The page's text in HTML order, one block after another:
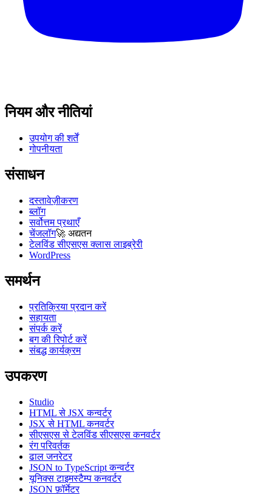
नियम और नीतियां
उपयोग की शर्तें
गोपनीयता
संसाधन
दस्तावेज़ीकरण
ब्लॉग
सर्वोत्तम प्रथाएँ
चेंजलॉग🚀 अद्यतन
टेलविंड सीएसएस क्लास लाइब्रेरी
WordPress
समर्थन
प्रतिक्रिया प्रदान करें
सहायता
संपर्क करें
बग की रिपोर्ट करें
संबद्ध कार्यक्रम
उपकरण
Studio
HTML से JSX कन्वर्टर
JSX से HTML कनवर्टर
सीएसएस से टेलविंड सीएसएस कनवर्टर
रंग परिवर्तक
ढाल जनरेटर
JSON to TypeScript कन्वर्टर
यूनिक्स टाइमस्टैम्प कनवर्टर
JSON फ़ॉर्मेटर